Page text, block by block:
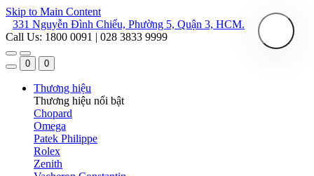
Skip to Main Content
331 Nguyễn Đình Chiểu, Phường 5, Quận 3, HCM.
Call Us: 1800 0091 | 028 3833 9999
0 0
Thương hiệu
Thương hiệu nổi bật
Chopard
Omega
Patek Philippe
Rolex
Zenith